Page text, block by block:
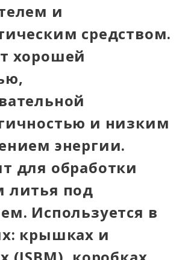
и
средством.
хорошей
и низким
энергии.
для обработки
литья под
Используется в
крышках и